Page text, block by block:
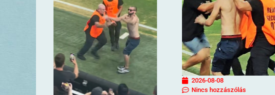
2026-08-08
Nincs hozzászólás